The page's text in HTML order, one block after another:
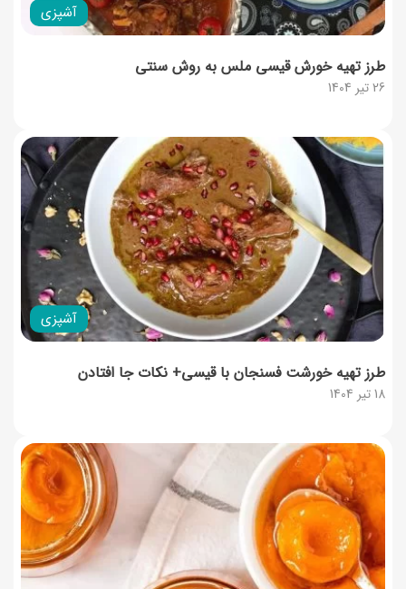
آشپزی
26 تیر 1404
طرز تهیه خورش قیسی ملس به روش سنتی
آشپزی
18 تیر 1404
طرز تهیه خورشت فسنجان با قیسی+ نکات جا افتادن